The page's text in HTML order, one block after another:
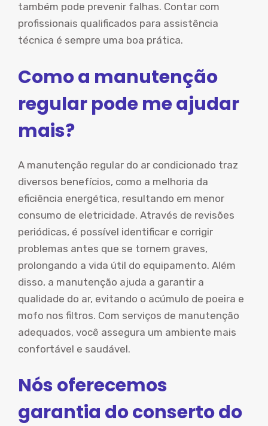
também pode prevenir falhas. Contar com
profissionais qualificados para assistência
técnica é sempre uma boa prática.
Como a manutenção
regular pode me ajudar
mais?
A manutenção regular do ar condicionado traz
diversos benefícios, como a melhoria da
eficiência energética, resultando em menor
consumo de eletricidade. Através de revisões
periódicas, é possível identificar e corrigir
problemas antes que se tornem graves,
prolongando a vida útil do equipamento. Além
disso, a manutenção ajuda a garantir a
qualidade do ar, evitando o acúmulo de poeira e
mofo nos filtros. Com serviços de manutenção
adequados, você assegura um ambiente mais
confortável e saudável.
Nós oferecemos
garantia do conserto do